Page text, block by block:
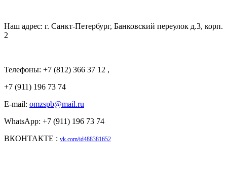
Наш адрес: г. Санкт-Петербург, Банковский переулок д.3, корп.
2
Телефоны: +7 (812) 366 37 12 ,
+7 (911) 196 73 74
E-mail: omzspb@mail.ru
WhatsApp: +7 (911) 196 73 74
ВКОНТАКТЕ : vk.com/id488381652